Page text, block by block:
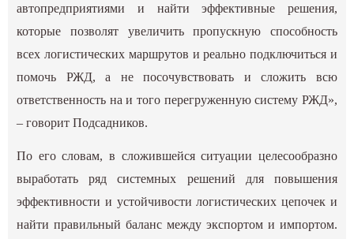
автопредприятиями и найти эффективные решения,
которые позволят увеличить пропускную способность
всех логистических маршрутов и реально подключиться и
помочь РЖД, а не посочувствовать и сложить всю
ответственность на и того перегруженную систему РЖД»,
– говорит Подсадников.
По его словам, в сложившейся ситуации целесообразно
выработать ряд системных решений для повышения
эффективности и устойчивости логистических цепочек и
найти правильный баланс между экспортом и импортом.